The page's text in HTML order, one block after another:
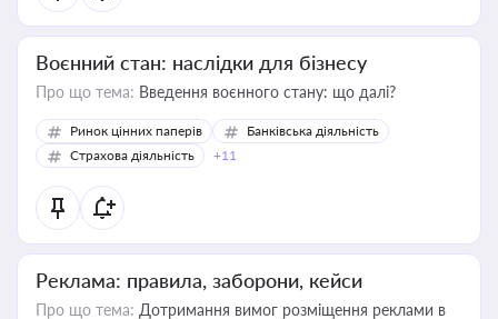
Воєнний стан: наслідки для бізнесу
Про що тема: Введення воєнного стану: що далі?
Ринок цінних паперів
Банківська діяльність
Страхова діяльність
+11
Реклама: правила, заборони, кейси
Про що тема: Дотримання вимог розміщення реклами в